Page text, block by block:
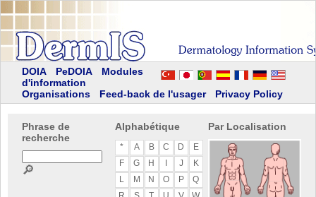
DOIA PeDOIA
Modules
d'information
Organisations
Feed-back de l'usager Privacy Policy
Phrase de
recherche
🔎
Alphabétique
* A B C D
E
F
G H J
K
L
M N O P
Q
Par Localisation